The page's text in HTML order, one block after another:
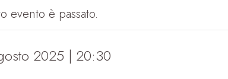
evento è passato.
2025 | 20:30